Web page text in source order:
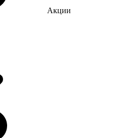
Акции